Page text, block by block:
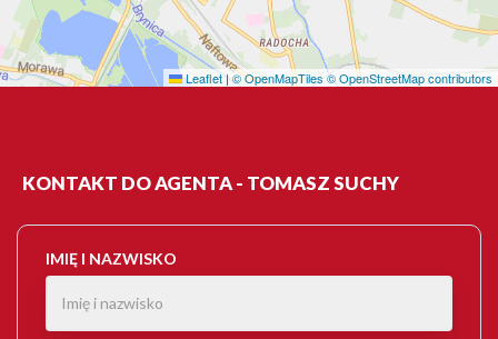
Leaflet |© OpenMapTiles © OpenStreetMap contributors
KONTAKT DO AGENTA - TOMASZ SUCHY
IMIĘ I NAZWISKO